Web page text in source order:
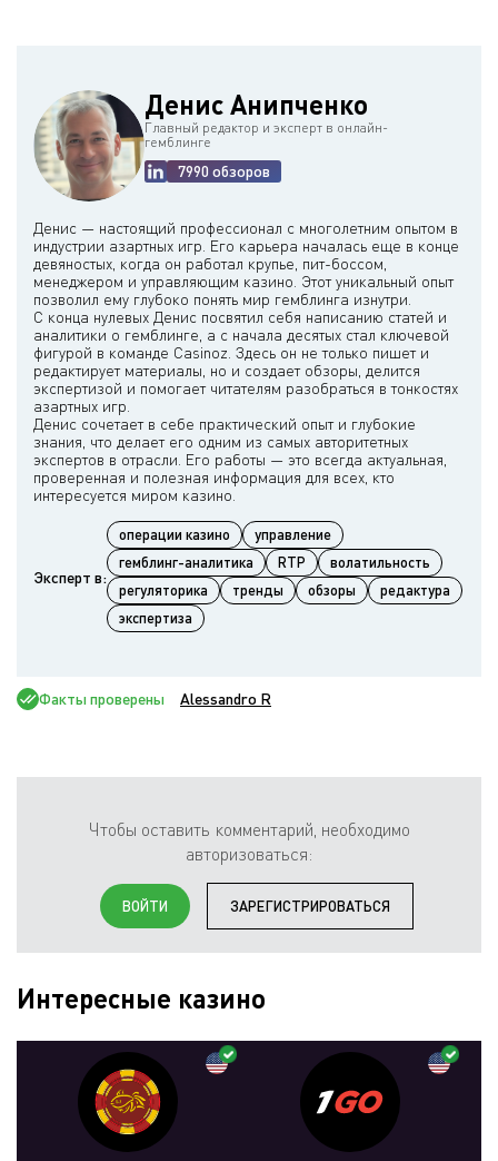
Денис Анипченко
Главный редактор и эксперт в онлайн-
гемблинге
7990 обзоров
Денис — настоящий профессионал с многолетним опытом в
индустрии азартных игр. Его карьера началась еще в конце
девяностых, когда он работал крупье, пит-боссом,
менеджером и управляющим казино. Этот уникальный опыт
позволил ему глубоко понять мир гемблинга изнутри.
С конца нулевых Денис посвятил себя написанию статей и
аналитики о гемблинге, а с начала десятых стал ключевой
фигурой в команде Casinoz. Здесь он не только пишет и
редактирует материалы, но и создает обзоры, делится
экспертизой и помогает читателям разобраться в тонкостях
азартных игр.
Денис сочетает в себе практический опыт и глубокие
знания, что делает его одним из самых авторитетных
экспертов в отрасли. Его работы — это всегда актуальная,
проверенная и полезная информация для всех, кто
Эксперт в:
операции казино
управление
гемблинг-аналитика
RTP
волатильность
регуляторика
тренды обзоры
редактура
экспертиза
Факты проверены Alessandro R
Чтобы оставить комментарий, необходимо
авторизоваться:
ВОЙТИ ЗАРЕГИСТРИРОВАТЬСЯ
Интересные казино